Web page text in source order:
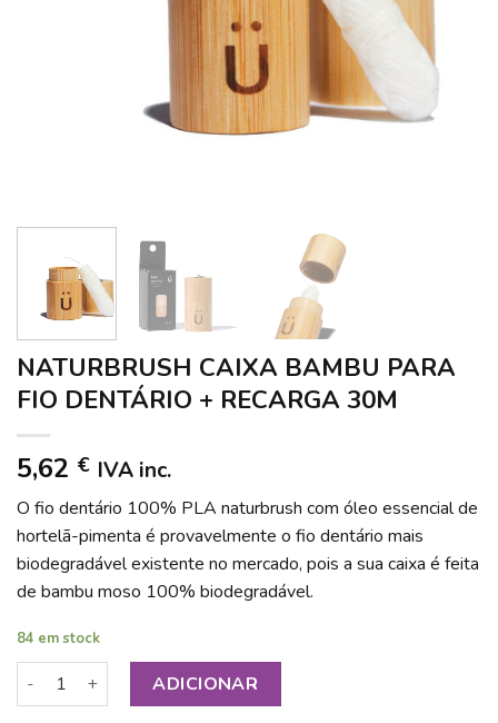
NATURBRUSH CAIXA BAMBU PARA
FIO DENTÁRIO + RECARGA 30M
5,62 € IVA inc.
O fio dentário 100% PLA naturbrush com óleo essencial de
hortelã-pimenta é provavelmente o fio dentário mais
biodegradável existente no mercado, pois a sua caixa é feita
de bambu moso 100% biodegradável.
84 em stock
Quantidade de NATURBRUSH CAIXA BAMBU PARA FIO
ADICIONAR